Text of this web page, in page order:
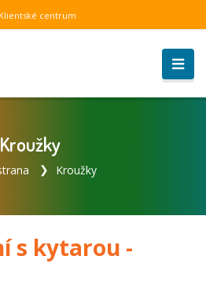
Klientské centrum
Kroužky
Kroužky
s kytarou -